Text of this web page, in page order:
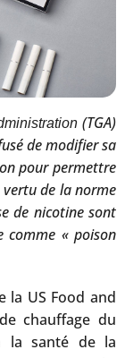
(TGA)
de modifier sa
pour permettre
de la norme
de nicotine sont
comme « poison
la US Food and
chauffage du
la santé de la